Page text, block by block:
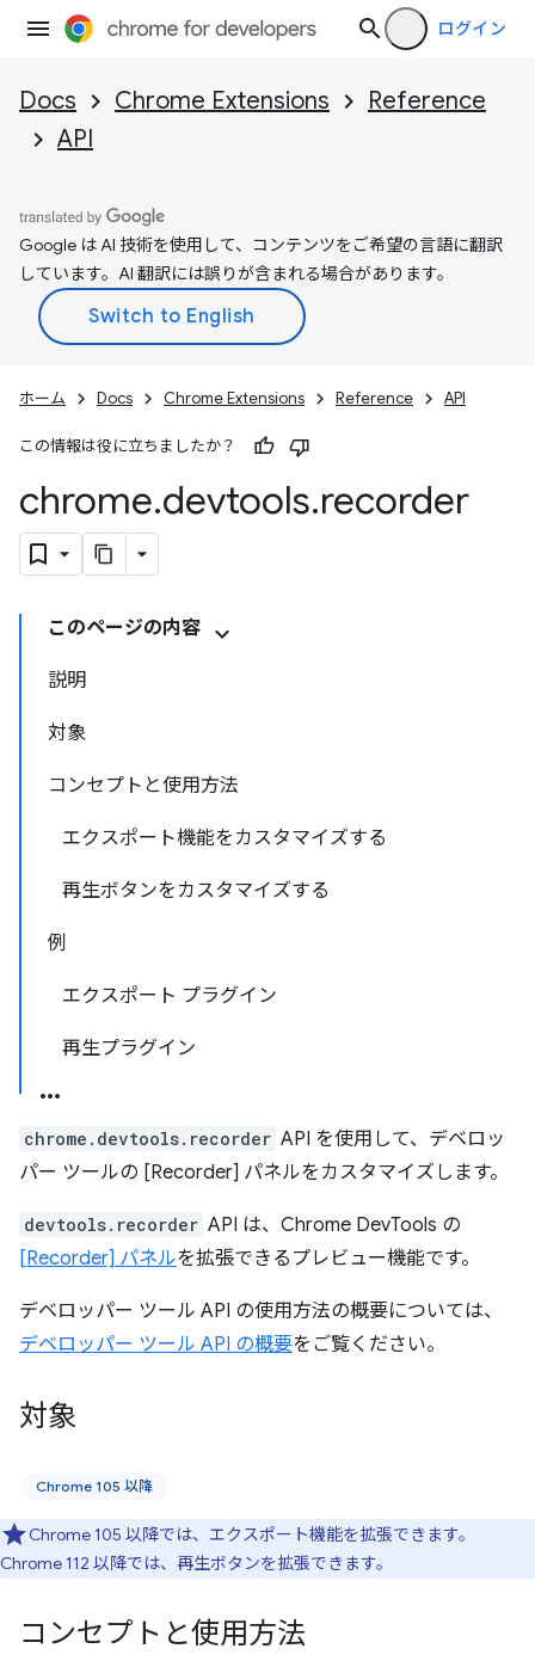
ログイン
Docs Chrome Extensions
Reference
API
Google は AI 技術を使用して、コンテンツをご希望の言語に翻訳
しています。AI 翻訳には誤りが含まれる場合があります。
ホーム Docs Chrome Extensions Reference API
この情報は役に立ちましたか？
chrome.devtools.recorder
このページの内容
説明
対象
コンセプトと使用方法
エクスポート機能をカスタマイズする
再生ボタンをカスタマイズする
例
エクスポート プラグイン
再生プラグイン
chrome.devtools.recorder API を使用して、デベロッ
パー ツールの [Recorder] パネルをカスタマイズします。
devtools.recorder API は、Chrome DevTools の
[Recorder] パネルを拡張できるプレビュー機能です。
デベロッパー ツール API の使用方法の概要については、
デベロッパー ツール API の概要をご覧ください。
対象
Chrome 105 以降
Chrome 105 以降では、エクスポート機能を拡張できます。
Chrome 112 以降では、再生ボタンを拡張できます。
コンセプトと使用方法